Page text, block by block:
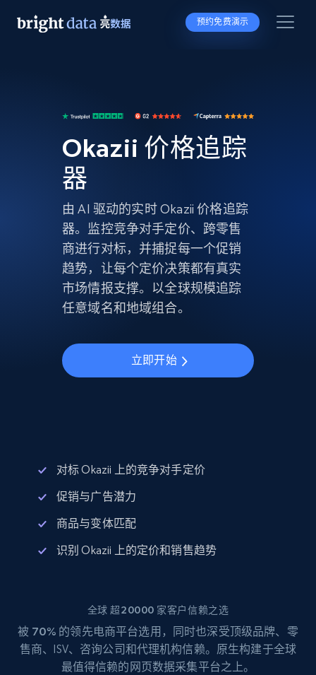
预约免费演示
Okazii 价格追踪
器
由 AI 驱动的实时 Okazii 价格追踪
器。监控竞争对手定价、跨零售
商进行对标，并捕捉每一个促销
趋势，让每个定价决策都有真实
市场情报支撑。以全球规模追踪
任意域名和地域组合。
立即开始
对标 Okazii 上的竞争对手定价
促销与广告潜力
商品与变体匹配
识别 Okazii 上的定价和销售趋势
全球 超20000 家客户信赖之选
被 70% 的领先电商平台选用，同时也深受顶级品牌、零
售商、ISV、咨询公司和代理机构信赖。原生构建于全球
最值得信赖的网页数据采集平台之上。